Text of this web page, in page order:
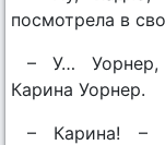
посмотрела в
– У… Уорнер,
Карина Уорнер.
– Карина! –